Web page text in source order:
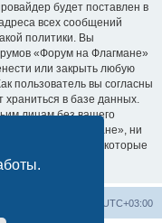
будет поставлен в
всех сообщений
политики. Вы
«Форум на Флагмане»
или закрыть любую
пользователь вы согласны
в базе данных.
лицам без вашего
«Форум на Флагмане», ни
действия хакеров, которые
к ней.
UTC+03:00